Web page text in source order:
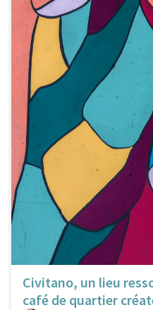
Civitano, un lieu
café de quartier